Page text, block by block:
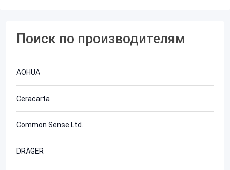
Поиск по производителям
AOHUA
Ceracarta
Common Sense Ltd.
DRÄGER